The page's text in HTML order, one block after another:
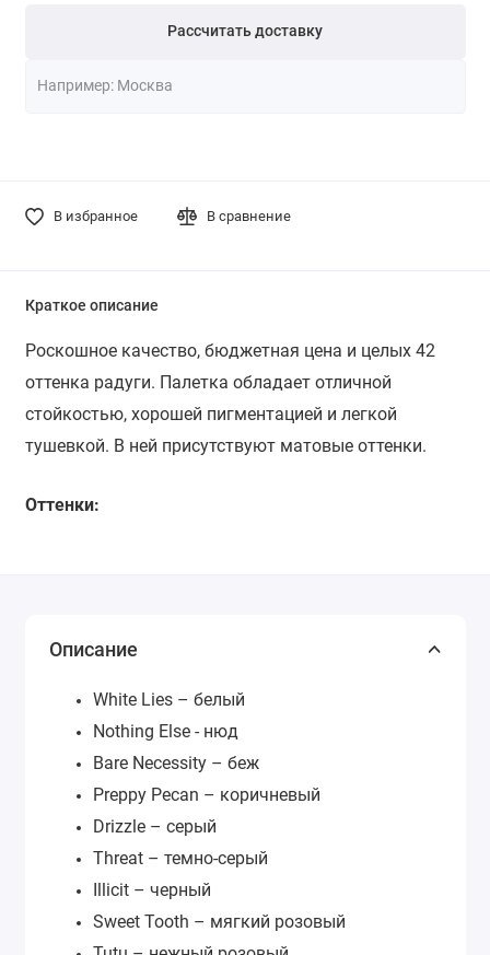
Рассчитать доставку
В избранное В сравнение
Краткое описание
Роскошное качество, бюджетная цена и целых 42
оттенка радуги. Палетка обладает отличной
стойкостью, хорошей пигментацией и легкой
тушевкой. В ней присутствуют матовые оттенки.
Оттенки:
Описание
White Lies – белый
Nothing Else - нюд
Bare Necessity – беж
Preppy Pecan – коричневый
Drizzle – серый
Threat – темно-серый
Illicit – черный
Sweet Tooth – мягкий розовый